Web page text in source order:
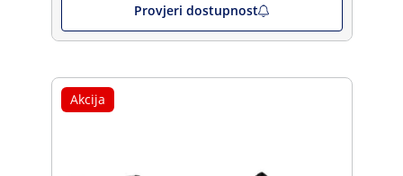
Provjeri dostupnost
Akcija